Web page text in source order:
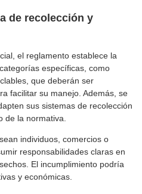
de recolección y
el reglamento establece la
específicas, como
que deberán ser
facilitar su manejo. Además, se
sus sistemas de recolección
de la normativa.
individuos, comercios o
responsabilidades claras en
El incumplimiento podría
y económicas.